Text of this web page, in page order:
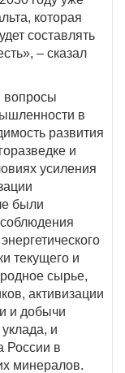
которая
составлять
– сказал
вопросы
в
развития
и
усиления
были
текущего и
сырье,
активизации
и добычи
и
России в
минералов.